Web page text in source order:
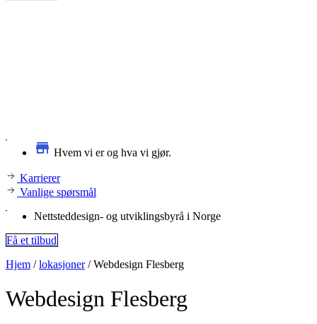
Hvem vi er og hva vi gjør.
Karrierer
Vanlige spørsmål
Nettsteddesign- og utviklingsbyrå i Norge
Få et tilbud
Hjem /lokasjoner/Webdesign Flesberg
Webdesign Flesberg